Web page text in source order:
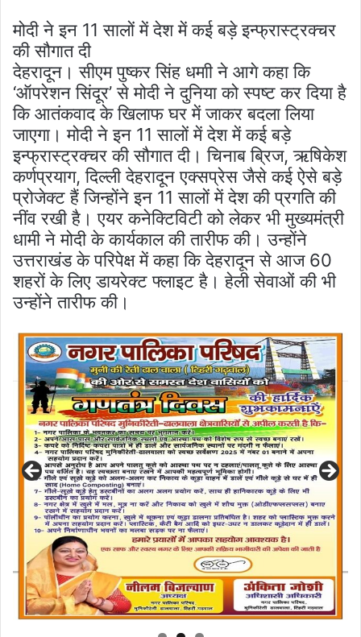
मोदी ने इन 11 सालों में देश में कई बड़े इन्फ्रास्ट्रक्चर
की सौगात दी
देहरादून। सीएम पुष्कर सिंह धमाी ने आगे कहा कि
‘ऑपरेशन सिंदूर’ से मोदी ने दुनिया को स्पष्ट कर दिया है
कि आतंकवाद के खिलाफ घर में जाकर बदला लिया
जाएगा। मोदी ने इन 11 सालों में देश में कई बड़े
इन्फ्रास्ट्रक्चर की सौगात दी। चिनाब ब्रिज, ऋषिकेश
कर्णप्रयाग, दिल्ली देहरादून एक्सप्रेस जैसे कई ऐसे बड़े
प्रोजेक्ट हैं जिन्होंने इन 11 सालों में देश की प्रगति की
नींव रखी है। एयर कनेक्टिविटी को लेकर भी मुख्यमंत्री
धामी ने मोदी के कार्यकाल की तारीफ की। उन्होंने
उत्तराखंड के परिपेक्ष में कहा कि देहरादून से आज 60
शहरों के लिए डायरेक्ट फ्लाइट है। हेली सेवाओं की भी
उन्होंने तारीफ की।